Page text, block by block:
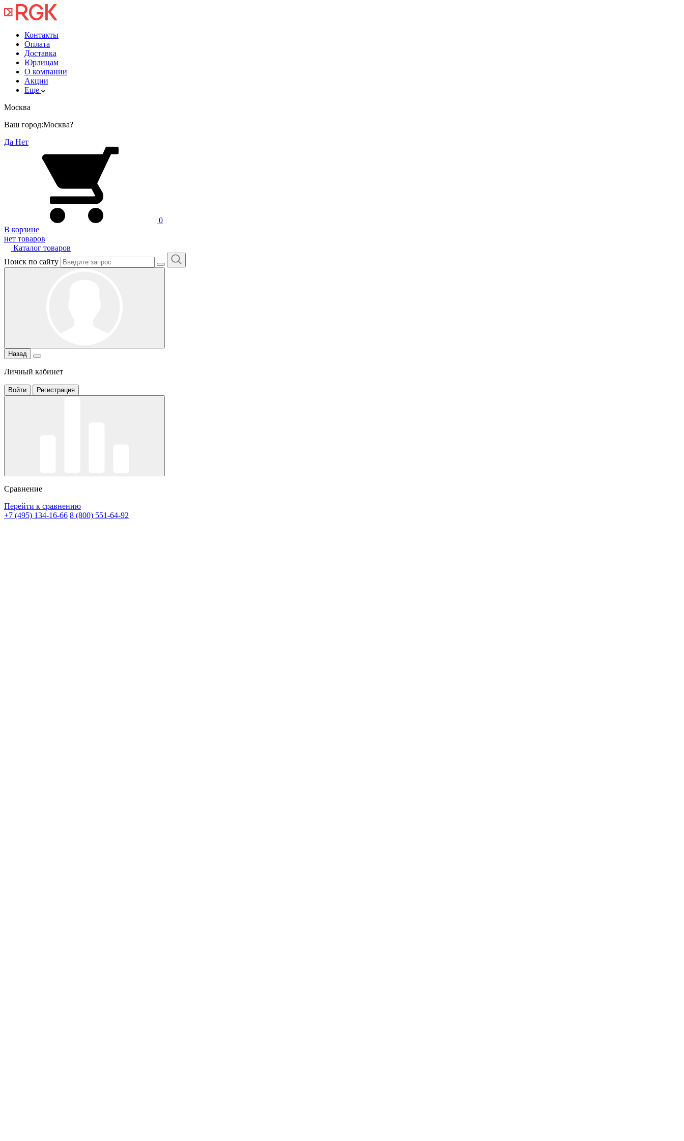
Контакты
Оплата
Доставка
Юрлицам
О компании
Акции
Еще
Москва
Ваш город:Москва?
Да Нет
0
В корзине
нет товаров
Каталог товаров
Поиск по сайту
Назад
Личный кабинет
Войти Регистрация
Сравнение
Перейти к сравнению
+7 (495) 134-16-66 8 (800) 551-64-92